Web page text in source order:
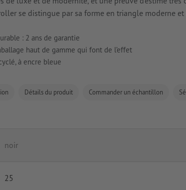
se distingue par sa forme en triangle moderne
: 2 ans de garantie
haut de gamme qui font de l’effet
à encre bleue
Détails du produit Commander un échantillon
noir
25